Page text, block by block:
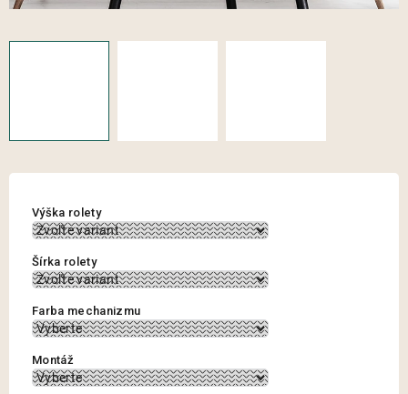
Výška rolety
Šírka rolety
Farba mechanizmu
Montáž